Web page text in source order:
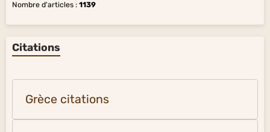
Nombre d'articles : 1139
Citations
Grèce citations